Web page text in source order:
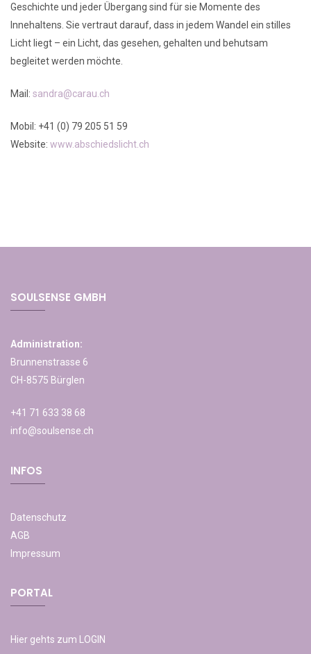
Geschichte und jeder Übergang sind für sie Momente des
Innehaltens. Sie vertraut darauf, dass in jedem Wandel ein stilles
Licht liegt – ein Licht, das gesehen, gehalten und behutsam
begleitet werden möchte.
Mail: sandra@carau.ch
Mobil: +41 (0) 79 205 51 59
Website: www.abschiedslicht.ch
SOULSENSE GMBH
Administration:
Brunnenstrasse 6
CH-8575 Bürglen
+41 71 633 38 68
info@soulsense.ch
INFOS
Datenschutz
AGB
Impressum
PORTAL
Hier gehts zum LOGIN